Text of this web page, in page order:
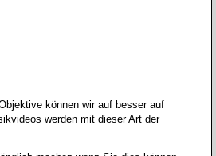
können wir auf besser auf
werden mit dieser Art der